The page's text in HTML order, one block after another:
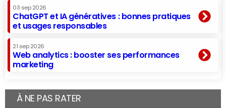
03 sep 2026
ChatGPT et IA génératives : bonnes pratiques
et usages responsables
21 sep 2026
Web analytics : booster ses performances
marketing
À NE PAS RATER